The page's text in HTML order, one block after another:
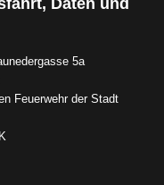
Daten und
5a
Feuerwehr der Stadt